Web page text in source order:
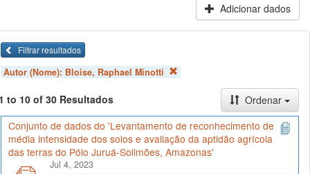
Adicionar dados
Filtrar resultados
Autor (Nome): Bloise, Raphael Minotti
to 10 of 30 Resultados
Ordenar
Conjunto de dados do 'Levantamento de reconhecimento de
média intensidade dos solos e avaliação da aptidão agrícola
das terras do Pólo Juruá-Solimões, Amazonas'
Jul 4, 2023